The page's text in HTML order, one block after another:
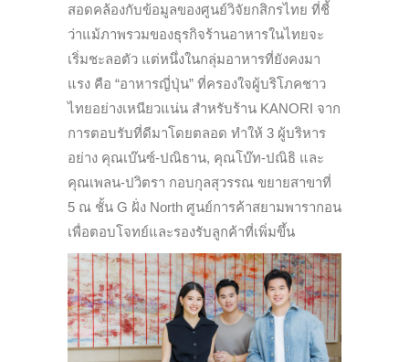
สอดคล้องกับข้อมูลของศูนย์วิจัยกสิกรไทย ที่ชี้
ว่าแม้ภาพรวมของธุรกิจร้านอาหารในไทยจะ
เริ่มชะลอตัว แต่หนึ่งในกลุ่มอาหารที่ยังคงมา
แรง คือ “อาหารญี่ปุ่น” ที่ครองใจผู้บริโภคชาว
ไทยอย่างเหนียวแน่น สำหรับร้าน KANORI จาก
การตอบรับที่ดีมาโดยตลอด ทำให้ 3 ผู้บริหาร
อย่าง คุณเบ๊นซ์-ปณิธาน, คุณโบ๊ท-ปณิธิ และ
คุณเพลน-ปวิตรา กอบกุลสุวรรณ ขยายสาขาที่
5 ณ ชั้น G ฝั่ง North ศูนย์การค้าสยามพารากอน
เพื่อตอบโจทย์และรองรับลูกค้าที่เพิ่มขึ้น